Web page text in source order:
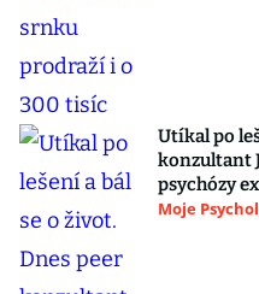
Utíkal po
konzultant
psychózy
Moje